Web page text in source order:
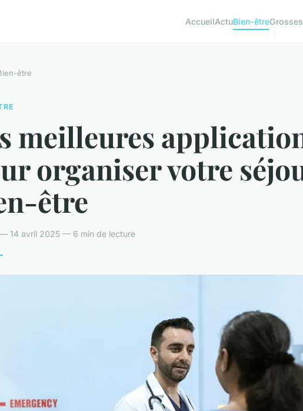
AccueilActuBien-être
être
meilleures
organiser votre
être
14 avril 2025 — 6 min de lecture